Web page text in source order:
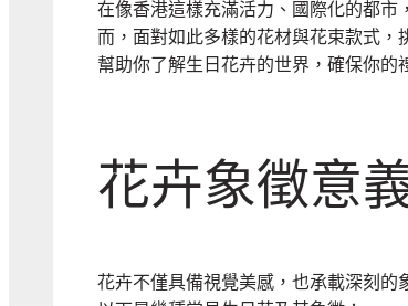
在像香港這樣充滿活力、國際化的都
而，面對如此多樣的花材與花束款式
幫助你了解生日花卉的世界，確保你的
花卉象徵意
花卉不僅具備視覺美感，也承載深刻的